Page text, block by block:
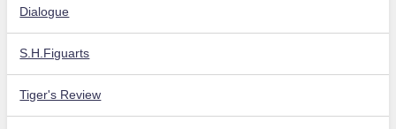
Dialogue
S.H.Figuarts
Tiger's Review